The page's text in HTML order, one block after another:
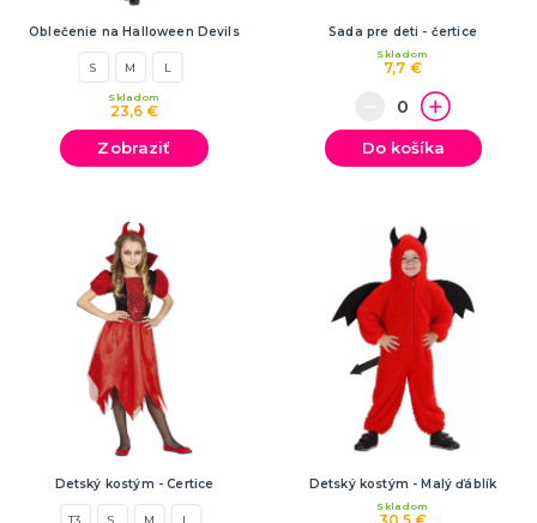
Oblečenie na Halloween Devils
S M L
23,6 €
Skladom
Zobraziť
Sada pre deti - čertice
7,7 €
Skladom
Do košíka
Detský kostým - Certice
T3 S M L
Detský kostým - Malý ďáblík
Skladom